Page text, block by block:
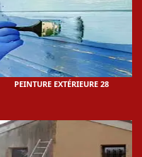
PEINTURE EXTÉRIEURE 28